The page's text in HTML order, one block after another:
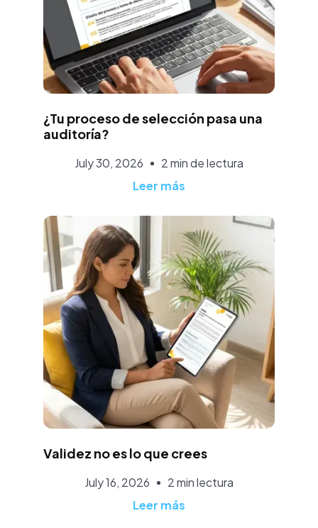
Rubén Ruiz
¿Tu proceso de selección pasa una
auditoría?
July 30, 2026
2 min de lectura
Leer más
Rubén Ruiz
Validez no es lo que crees
July 16, 2026
2 min lectura
Leer más